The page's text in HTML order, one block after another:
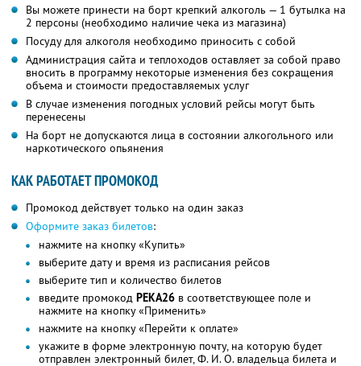
Вы можете принести на борт крепкий алкоголь — 1 бутылка на
2 персоны (необходимо наличие чека из магазина)
Посуду для алкоголя необходимо приносить с собой
Администрация сайта и теплоходов оставляет за собой право
вносить в программу некоторые изменения без сокращения
объема и стоимости предоставляемых услуг
В случае изменения погодных условий рейсы могут быть
перенесены
На борт не допускаются лица в состоянии алкогольного или
наркотического опьянения
КАК РАБОТАЕТ ПРОМОКОД
Промокод действует только на один заказ
Оформите заказ билетов:
нажмите на кнопку «Купить»
выберите дату и время из расписания рейсов
выберите тип и количество билетов
введите промокод РЕКА26 в соответствующее поле и
нажмите на кнопку «Применить»
нажмите на кнопку «Перейти к оплате»
укажите в форме электронную почту, на которую будет
отправлен электронный билет, Ф. И. О. владельца билета и